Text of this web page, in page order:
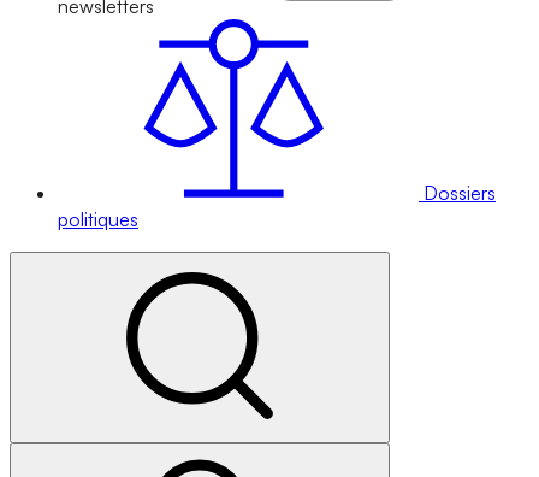
newsletters
Dossiers
politiques